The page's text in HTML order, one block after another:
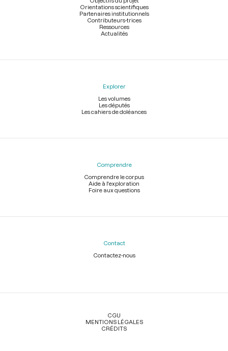
Orientations scientifiques
Partenaires institutionnels
Contributeurs-trices
Ressources
Actualités
Explorer
Les volumes
Les députés
Les cahiers de doléances
Comprendre
Comprendre le corpus
Aide à l'exploration
Foire aux questions
Contact
Contactez-nous
Légal
CGU
MENTIONS LÉGALES
CRÉDITS